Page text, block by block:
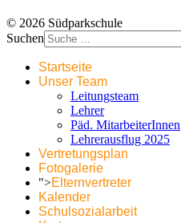
© 2026 Südparkschule
Suchen
Startseite
Unser Team
Leitungsteam
Lehrer
Päd. MitarbeiterInnen
Lehrerausflug 2025
Vertretungsplan
Fotogalerie
">Elternvertreter
Kalender
Schulsozialarbeit